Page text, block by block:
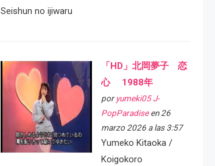
Seishun no ijiwaru
「HD」北岡夢子 恋
心 1988年
por yumeki05 J-
PopParadiseen 26
marzo 2026 a las 3:57
Yumeko Kitaoka /
Koigokoro